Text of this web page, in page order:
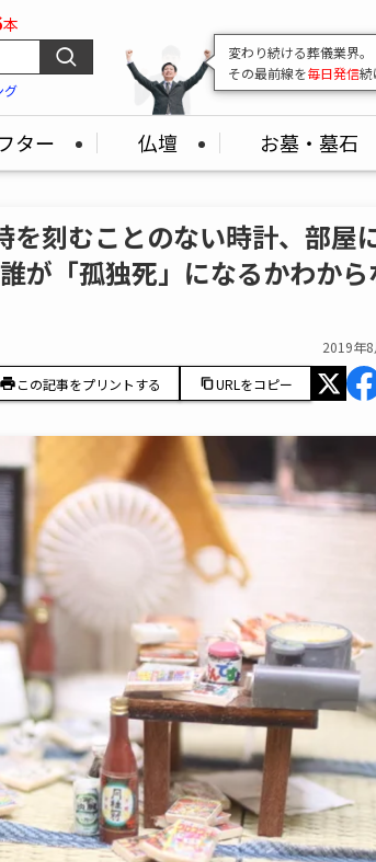
本
グ
変わり続ける葬儀業界。
その最前線を毎日発信続
ター 仏壇 お墓・墓石
を刻むことのない時計、部屋
が「孤独死」になるかわから
2019年
この記事をプリントする
URLをコピー